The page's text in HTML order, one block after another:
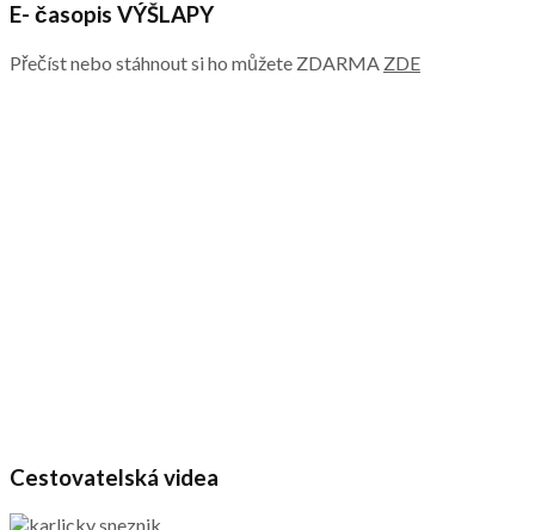
E- časopis VÝŠLAPY
Přečíst nebo stáhnout si ho můžete ZDARMA ZDE
Cestovatelská videa